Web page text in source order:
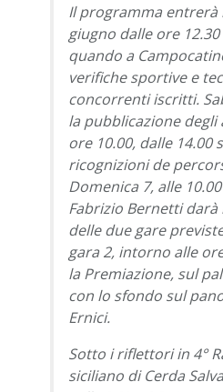
Il programma entrerà
giugno dalle ore
quando a
verifiche sportive e
concorrenti iscritti.
la pubblicazione degli
ore 10.00, dalle 14.00
ricognizioni de
Domenica 7, alle
Fabrizio Bernetti darà
delle due gare
gara 2, intorno alle
la Premiazione, sul
con lo sfondo sul
Ernici.
Sotto i riflettori in 4°
siciliano di Cerda